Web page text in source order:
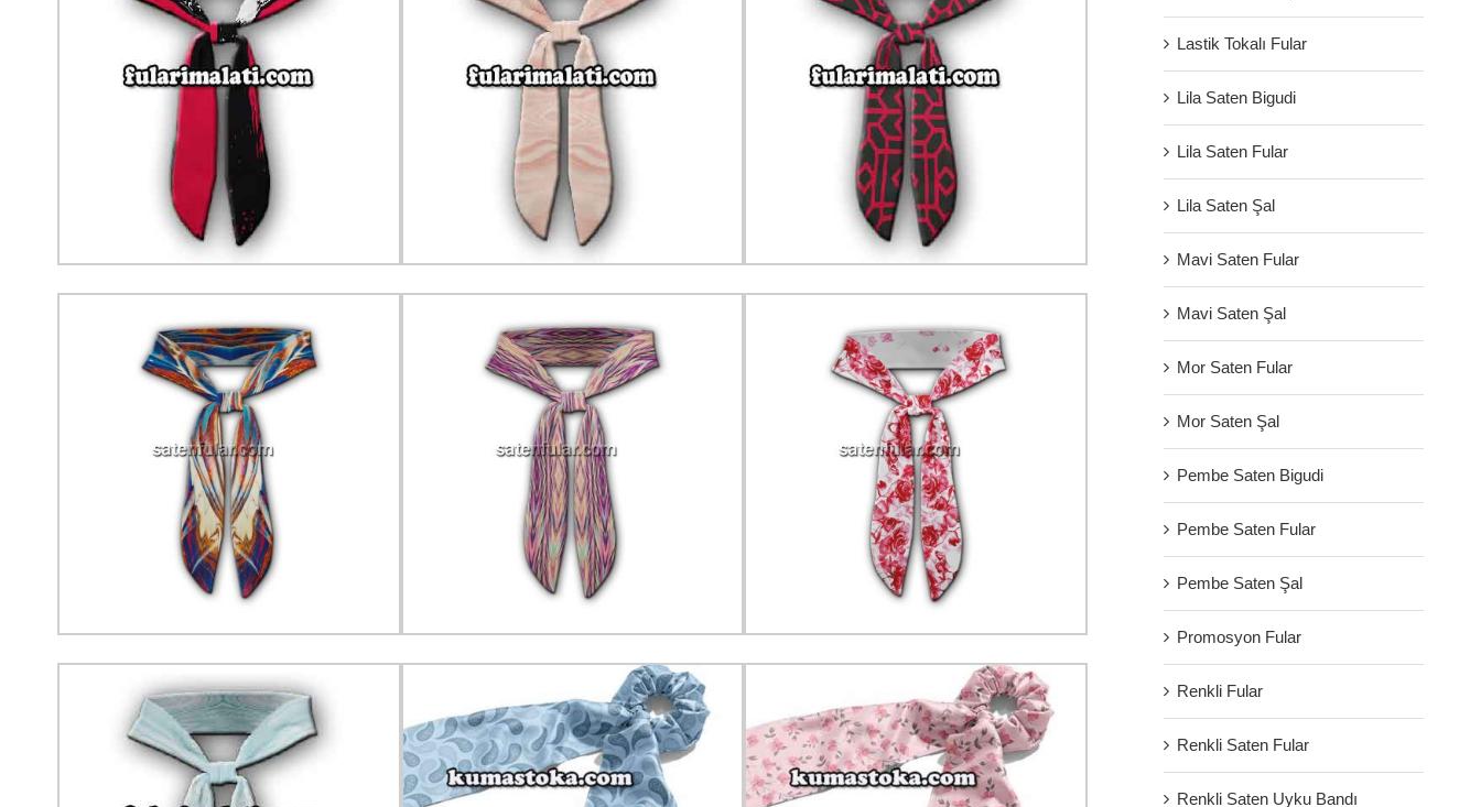
Lastik Tokalı Fular
Lila Saten Bigudi
Lila Saten Fular
Lila Saten Şal
Mavi Saten Fular
Mavi Saten Şal
Mor Saten Fular
Mor Saten Şal
Pembe Saten Bigudi
Pembe Saten Fular
Pembe Saten Şal
Promosyon Fular
Renkli Fular
Renkli Saten Fular
Renkli Saten Uyku Bandı